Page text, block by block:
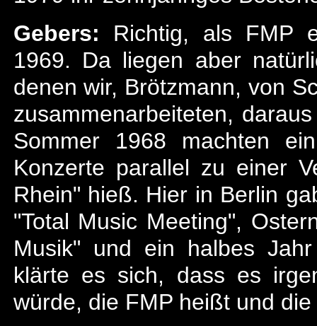
Gebers: Richtig, als FMP
1969. Da liegen aber
denen wir, Brötzmann, von
zusammenarbeiteten,
Sommer 1968 machten
Konzerte parallel zu einer
Rhein" hieß. Hier in Berlin
"Total Music Meeting",
Musik" und ein halbes
klärte es sich, dass es
würde, die FMP heißt und